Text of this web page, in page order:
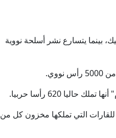
بينما يتسارع نشر أسلحة نووية
620 رأسا حربيا.
للقارات التي تملكها مخزون كل من